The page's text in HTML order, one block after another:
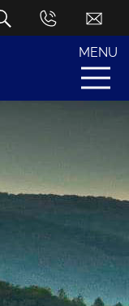
MENU